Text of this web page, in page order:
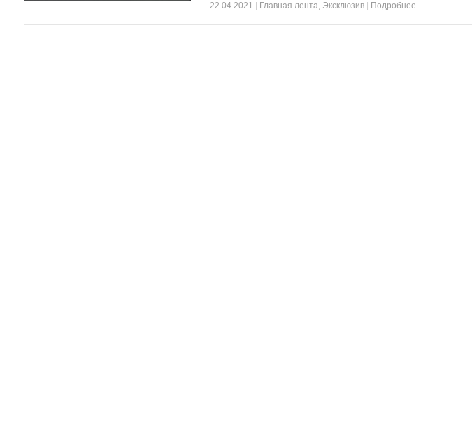
22.04.2021 Главная лента, Эксклюзив Подробнее